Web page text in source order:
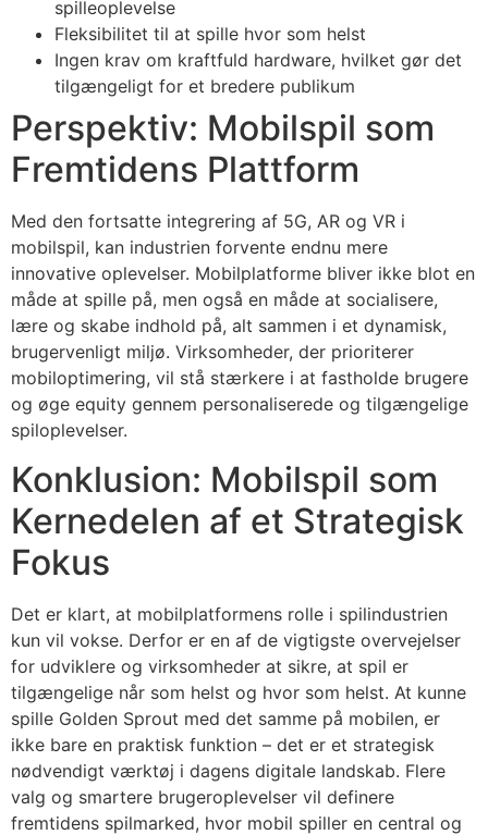
spilleoplevelse
Fleksibilitet til at spille hvor som helst
Ingen krav om kraftfuld hardware, hvilket gør det
tilgængeligt for et bredere publikum
Perspektiv: Mobilspil som
Fremtidens Plattform
Med den fortsatte integrering af 5G, AR og VR i
mobilspil, kan industrien forvente endnu mere
innovative oplevelser. Mobilplatforme bliver ikke blot en
måde at spille på, men også en måde at socialisere,
lære og skabe indhold på, alt sammen i et dynamisk,
brugervenligt miljø. Virksomheder, der prioriterer
mobiloptimering, vil stå stærkere i at fastholde brugere
og øge equity gennem personaliserede og tilgængelige
spiloplevelser.
Konklusion: Mobilspil som
Kernedelen af et Strategisk
Fokus
Det er klart, at mobilplatformens rolle i spilindustrien
kun vil vokse. Derfor er en af de vigtigste overvejelser
for udviklere og virksomheder at sikre, at spil er
tilgængelige når som helst og hvor som helst. At kunne
spille Golden Sprout med det samme på mobilen, er
ikke bare en praktisk funktion – det er et strategisk
nødvendigt værktøj i dagens digitale landskab. Flere
valg og smartere brugeroplevelser vil definere
fremtidens spilmarked, hvor mobil spiller en central og